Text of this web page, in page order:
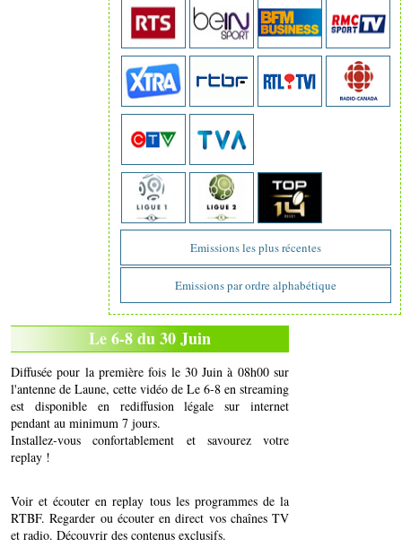
Emissions les plus récentes
Emissions par ordre alphabétique
Le 6-8 du 30 Juin
Diffusée pour la première fois le 30 Juin à 08h00 sur
l'antenne de Laune, cette vidéo de Le 6-8 en streaming
est disponible en rediffusion légale sur internet
pendant au minimum 7 jours.
Installez-vous confortablement et savourez votre
replay !
Voir et écouter en replay tous les programmes de la
RTBF. Regarder ou écouter en direct vos chaînes TV
et radio. Découvrir des contenus exclusifs.